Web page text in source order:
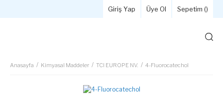
Giriş Yap Üye Ol Sepetim ()
Anasayfa Kimyasal Maddeler TCI EUROPE NV. 4-Fluorocatechol